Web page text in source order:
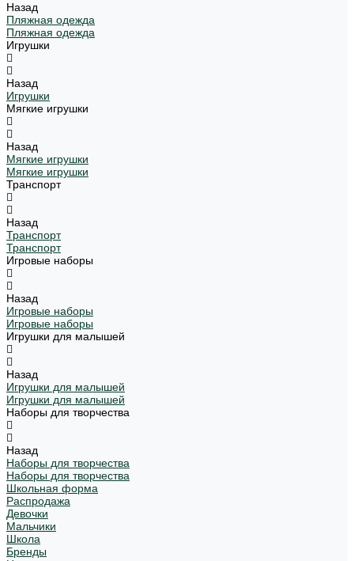
Назад
Пляжная одежда
Пляжная одежда
Игрушки
Назад
Игрушки
Мягкие игрушки
Назад
Мягкие игрушки
Мягкие игрушки
Транспорт
Назад
Транспорт
Транспорт
Игровые наборы
Назад
Игровые наборы
Игровые наборы
Игрушки для малышей
Назад
Игрушки для малышей
Игрушки для малышей
Наборы для творчества
Назад
Наборы для творчества
Наборы для творчества
Школьная форма
Распродажа
Девочки
Мальчики
Школа
Бренды